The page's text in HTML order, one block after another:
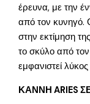
έρευνα, με την
από τον
στην εκτίμηση
το σκύλο από
εμφανιστεί λύκος
ΚΑΝΝΗ ARIES